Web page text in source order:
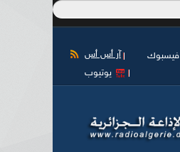
آر أس أس فيسبوك
يوتيوب